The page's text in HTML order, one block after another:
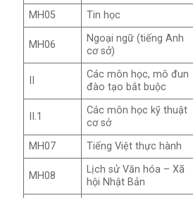
MH05 Tin học
MH06
Ngoại ngữ (tiếng Anh
cơ sở)
Các môn học, mô đun
đào tạo bắt buộc
II.1
Các môn học kỹ thuật
cơ sở
MH07 Tiếng Việt thực hành
MH08
Lịch sử Văn hóa – Xã
hội Nhật Bản